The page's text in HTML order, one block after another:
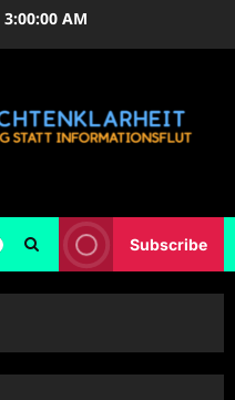
3:00:00 AM
Subscribe